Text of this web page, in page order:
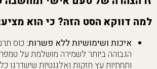
למה דווקא הסט הזה? כי הוא
איכות ושימושיות ללא פשרות: כוס
הגבוהה ביותר לשמירה מושלמת על
ותחתיות עץ חזקות ואלגנטיות שישדרגו